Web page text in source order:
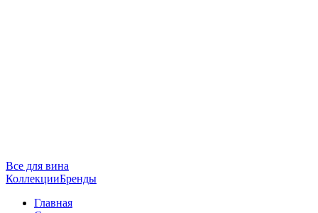
Все для вина
КоллекцииБренды
Главная